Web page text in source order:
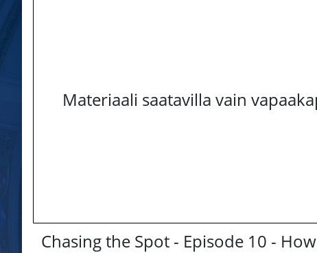
Materiaali saatavilla vain
Chasing the Spot - Episode 10 -